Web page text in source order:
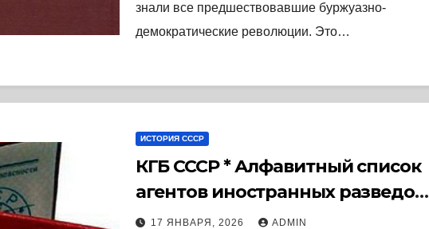
знали все предшествовавшие буржуазно-
демократические революции. Это…
ИСТОРИЯ СССР
КГБ СССР * Алфавитный список
агентов иностранных разведок,
изменников Родины,
17 ЯНВАРЯ, 2026 ADMIN